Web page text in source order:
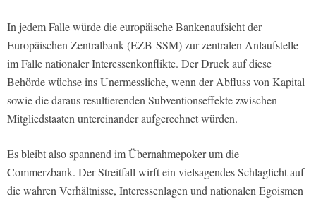
In jedem Falle würde die europäische Bankenaufsicht der
Europäischen Zentralbank (EZB-SSM) zur zentralen Anlaufstelle
im Falle nationaler Interessenkonflikte. Der Druck auf diese
Behörde wüchse ins Unermessliche, wenn der Abfluss von Kapital
sowie die daraus resultierenden Subventionseffekte zwischen
Mitgliedstaaten untereinander aufgerechnet würden.
Es bleibt also spannend im Übernahmepoker um die
Commerzbank. Der Streitfall wirft ein vielsagendes Schlaglicht auf
die wahren Verhältnisse, Interessenlagen und nationalen Egoismen